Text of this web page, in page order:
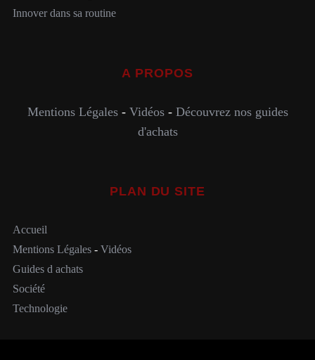
Innover dans sa routine
A PROPOS
Mentions Légales- Vidéos- Découvrez nos guides
d'achats
PLAN DU SITE
Accueil
Mentions Légales- Vidéos
Guides d achats
Société
Technologie